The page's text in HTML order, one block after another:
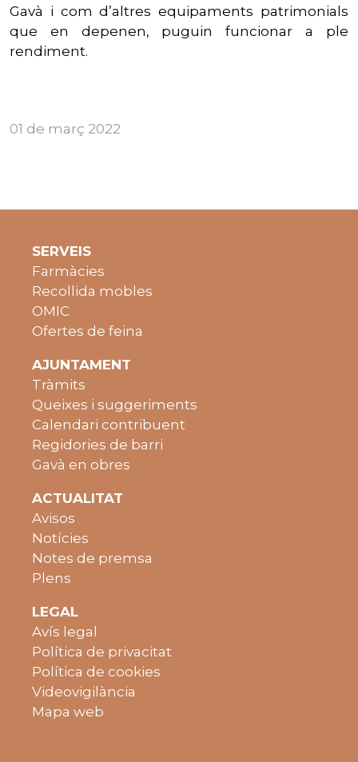
Gavà i com d’altres equipaments patrimonials
que en depenen, puguin funcionar a ple
rendiment.
01 de març 2022
SERVEIS
Farmàcies
Recollida mobles
OMIC
Ofertes de feina
AJUNTAMENT
Tràmits
Queixes i suggeriments
Calendari contribuent
Regidories de barri
Gavà en obres
ACTUALITAT
Avisos
Notícies
Notes de premsa
Plens
LEGAL
Avís legal
Política de privacitat
Política de cookies
Videovigilància
Mapa web